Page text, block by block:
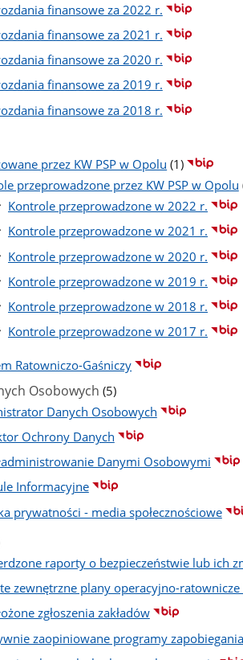
finansowe za 2022 r.
finansowe za 2021 r.
finansowe za 2020 r.
finansowe za 2019 r.
finansowe za 2018 r.
przez KW PSP w Opolu liczba
podstron
(1)
przeprowadzone przez KW PSP w Opolu
Kontrole przeprowadzone w 2022 r.
Kontrole przeprowadzone w 2021 r.
Kontrole przeprowadzone w 2020 r.
Kontrole przeprowadzone w 2019 r.
Kontrole przeprowadzone w 2018 r.
Kontrole przeprowadzone w 2017 r.
Ratowniczo-Gaśniczy
Osobowych liczba
podstron
(5)
Danych Osobowych
Ochrony Danych
Danymi Osobowymi
Informacyjne
prywatności - media społecznościowe
raporty o bezpieczeństwie lub ich
zewnętrzne plany operacyjno-
zgłoszenia zakładów
zaopiniowane programy